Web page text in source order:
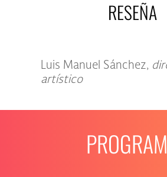
RESEÑA
Luis Manuel Sánchez,
artístico